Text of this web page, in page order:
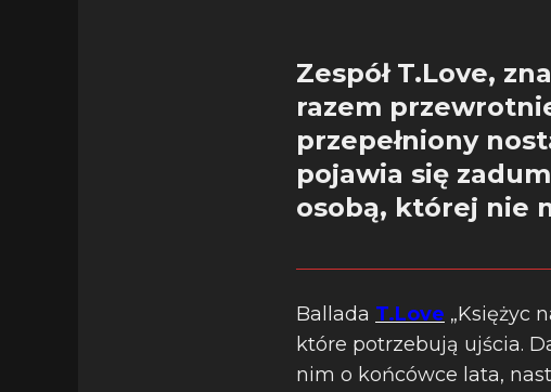
Zespół T.Love,
razem
przepełniony
pojawia się
osobą, której nie
Ballada T.Love „Księżyc
które potrzebują ujścia.
nim o końcówce lata,